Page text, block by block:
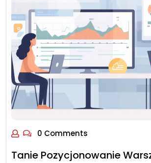
0 Comments
Tanie Pozycjonowanie